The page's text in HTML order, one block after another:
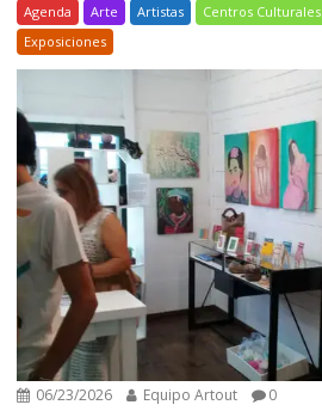
Agenda Arte Artistas Centros Culturales
Exposiciones
06/23/2026 Equipo Artout 0